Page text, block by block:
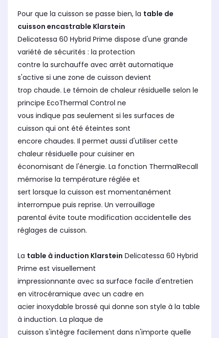
Pour que la cuisson se passe bien, la table de
cuisson encastrable Klarstein
Delicatessa 60 Hybrid Prime dispose d'une grande
variété de sécurités : la protection
contre la surchauffe avec arrêt automatique
s'active si une zone de cuisson devient
trop chaude. Le témoin de chaleur résiduelle selon le
principe EcoThermal Control ne
vous indique pas seulement si les surfaces de
cuisson qui ont été éteintes sont
encore chaudes. Il permet aussi d'utiliser cette
chaleur résiduelle pour cuisiner en
économisant de l'énergie. La fonction ThermalRecall
mémorise la température réglée et
sert lorsque la cuisson est momentanément
interrompue puis reprise. Un verrouillage
parental évite toute modification accidentelle des
réglages de cuisson.
La table à induction Klarstein Delicatessa 60 Hybrid
Prime est visuellement
impressionnante avec sa surface facile d'entretien
en vitrocéramique avec un cadre en
acier inoxydable brossé qui donne son style à la table
à induction. La plaque de
cuisson s'intègre facilement dans n'importe quelle